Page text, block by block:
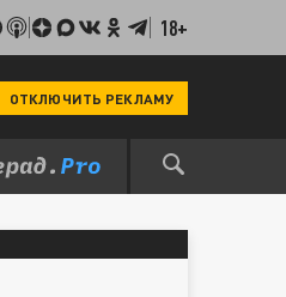
18+
ОТКЛЮЧИТЬ РЕКЛАМУ